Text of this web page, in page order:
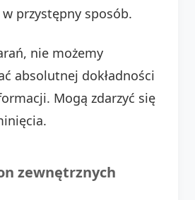
przystępny sposób.
nie możemy
absolutnej dokładności
Mogą zdarzyć się
zewnętrznych